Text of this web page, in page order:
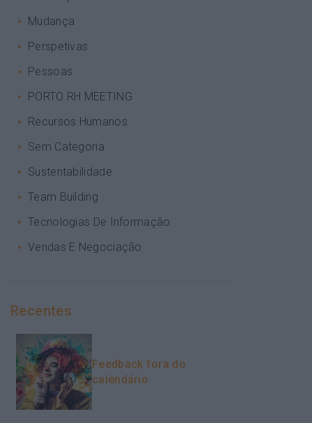
Mudança
Perspetivas
Pessoas
PORTO RH MEETING
Recursos Humanos
Sem Categoria
Sustentabilidade
Team Building
Tecnologias De Informação
Vendas E Negociação
Recentes
Feedback fora do
calendário